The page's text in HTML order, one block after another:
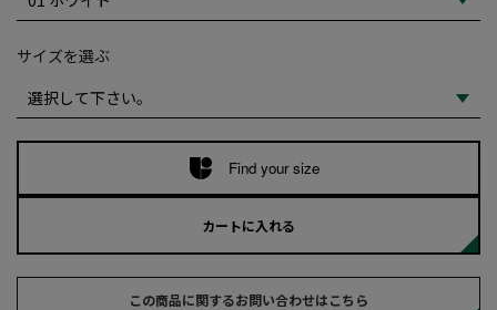
サイズを選ぶ
Find your size
カートに入れる
この商品に関するお問い合わせはこちら